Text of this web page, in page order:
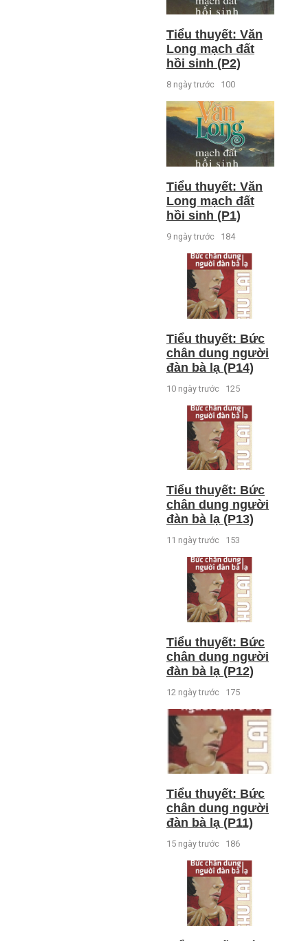
Tiểu thuyết: Văn
Long mạch đất
hồi sinh (P2)
8 ngày trước 100
Tiểu thuyết: Văn
Long mạch đất
hồi sinh (P1)
9 ngày trước 184
Tiểu thuyết: Bức
chân dung người
đàn bà lạ (P14)
10 ngày trước 125
Tiểu thuyết: Bức
chân dung người
đàn bà lạ (P13)
11 ngày trước 153
Tiểu thuyết: Bức
chân dung người
đàn bà lạ (P12)
12 ngày trước 175
Tiểu thuyết: Bức
chân dung người
đàn bà lạ (P11)
15 ngày trước 186